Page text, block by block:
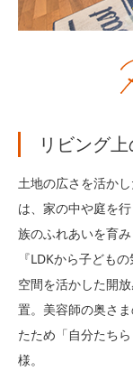
リビング
土地の広さを活か
は、家の中や庭を
族のふれあいを育
『LDKから子ども
空間を活かした開
置。美容師の奥さ
たため「自分たち
様。